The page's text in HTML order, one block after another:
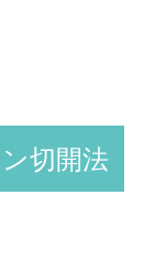
切開法